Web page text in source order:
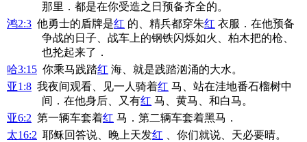
那里．都是在你受造之日预备齐全的。
鸿2:3 他勇士的盾牌是红 的、精兵都穿朱红 衣服．在他预备
争战的日子、战车上的钢铁闪烁如火、柏木把的枪、
也抡起来了．
哈3:15 你乘马践踏红 海、就是践踏汹涌的大水。
亚1:8 我夜间观看、见一人骑着红 马、站在洼地番石榴树中
间．在他身后、又有红 马、黄马、和白马。
亚6:2 第一辆车套着红 马．第二辆车套着黑马．
太16:2 耶稣回答说、晚上天发红 、你们就说、天必要晴。